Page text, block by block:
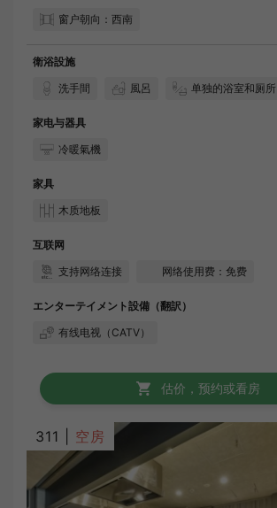
窗户朝向：西南
衛浴設施
洗手間
風呂 单独的浴室和厕所
家电与器具
冷暖氣機
家具
木质地板
互联网
支持网络连接
网络使用费：免费
エンターテイメント設備（翻訳）
有线电视（CATV）
估价，预约或看房
311 | 空房